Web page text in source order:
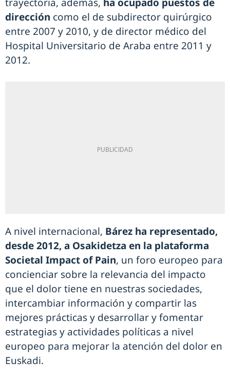
dirección como el de subdirector quirúrgico
entre 2007 y 2010, y de director médico del
Hospital Universitario de Araba entre 2011 y
2012.
A nivel internacional, Bárez ha representado,
desde 2012, a Osakidetza en la plataforma
Societal Impact of Pain, un foro europeo para
concienciar sobre la relevancia del impacto
que el dolor tiene en nuestras sociedades,
intercambiar información y compartir las
mejores prácticas y desarrollar y fomentar
estrategias y actividades políticas a nivel
europeo para mejorar la atención del dolor en
Euskadi.